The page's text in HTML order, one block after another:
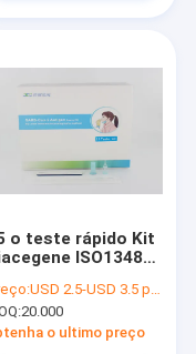
o teste rápido Kit
ISO13485
dos
alistou
USD 2.5-USD 3.5 per test
20.000
o ultimo preço